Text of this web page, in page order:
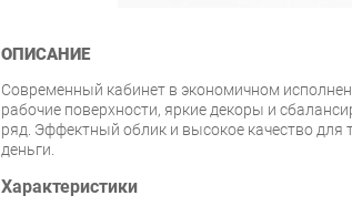
ОПИСАНИЕ
Современный кабинет в экономичном
рабочие поверхности, яркие декоры и
ряд. Эффектный облик и высокое качество для
деньги.
Характеристики